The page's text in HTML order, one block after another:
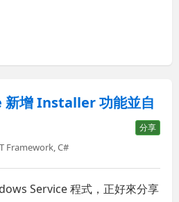
增 Installer 功能並自
分享
Framework,C#
Service 程式，正好來分享